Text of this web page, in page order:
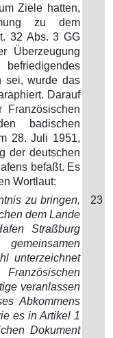
Ziele hatten,
zu dem
32 Abs. 3 GG
Überzeugung
sei, wurde das
Darauf
Französischen
badischen
28. Juli 1951,
der deutschen
befaßt. Es
Wortlaut:
zu bringen,
dem Lande
Straßburg
unterzeichnet
veranlassen
Abkommens
es in Artikel 1
Dokument
23